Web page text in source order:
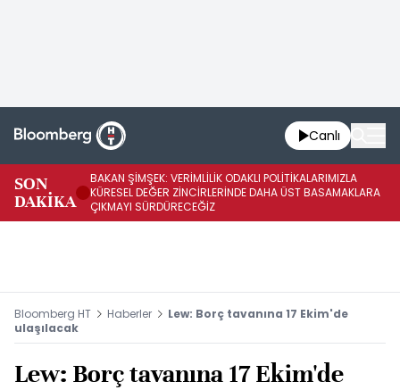
Canlı
SON
DAKİKA
BAKAN ŞİMŞEK: VERİMLİLİK ODAKLI POLİTİKALARIMIZLA
KÜRESEL DEĞER ZİNCİRLERİNDE DAHA ÜST BASAMAKLARA
ÇIKMAYI SÜRDÜRECEĞİZ
Bloomberg HT Haberler
Lew: Borç tavanına 17 Ekim'de
ulaşılacak
Lew: Borç tavanına 17 Ekim'de